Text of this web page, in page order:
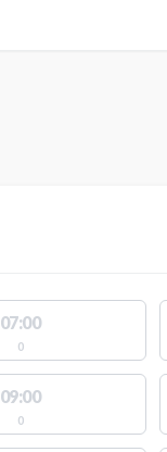
07:00
0
09:00
0